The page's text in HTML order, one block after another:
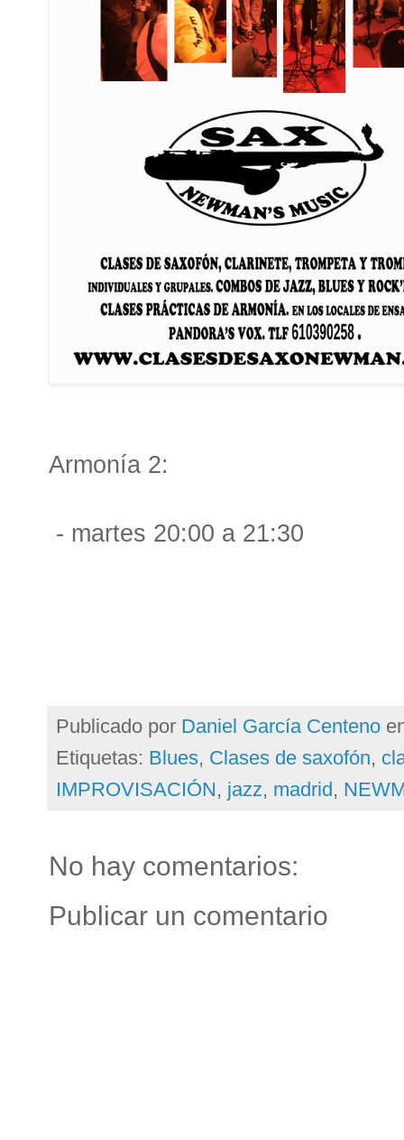
Armonía 2:
- martes 20:00 a 21:30
Publicado por Daniel García Centeno
Etiquetas: Blues, Clases de saxofón,
IMPROVISACIÓN, jazz, madrid,
No hay comentarios:
Publicar un comentario